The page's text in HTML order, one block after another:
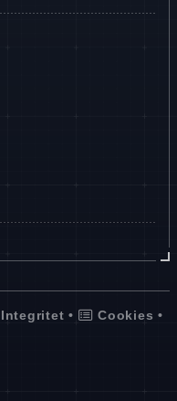
Integritet • Cookies •